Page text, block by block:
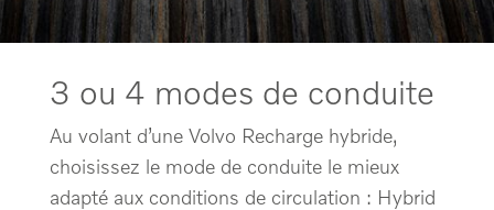
3 ou 4 modes de conduite
Au volant d’une Volvo Recharge hybride,
choisissez le mode de conduite le mieux
adapté aux conditions de circulation : Hybrid